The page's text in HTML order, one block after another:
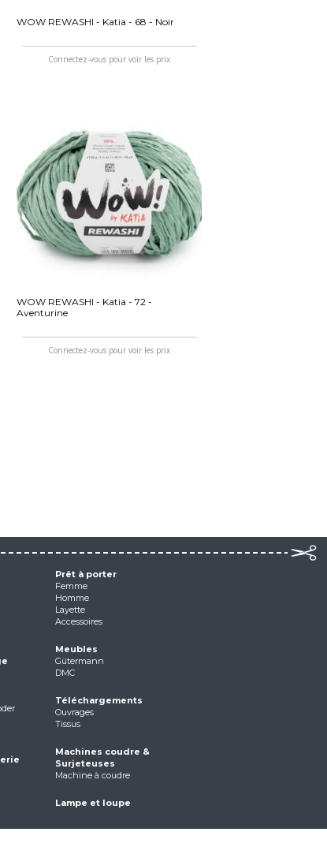
WOW REWASHI - Katia - 68 - Noir
Connectez-vous pour voir les prix
WOW REWASHI - Katia - 72 -
Aventurine
Connectez-vous pour voir les prix
Prêt à porter
Femme
Homme
Layette
Accessoires
Meubles
Gütermann
DMC
Téléchargements
Ouvrages
Tissus
Machines coudre &
Surjeteuses
Machine à coudre
Lampe et loupe